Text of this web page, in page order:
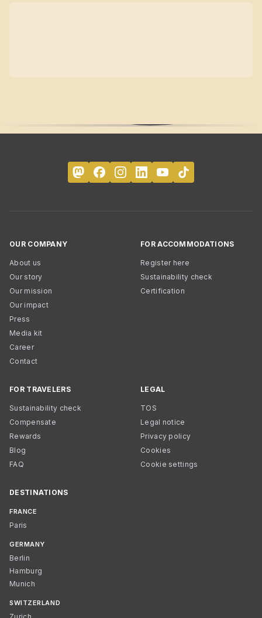
OUR COMPANY
About us
Our story
Our mission
Our impact
Press
Media kit
Career
Contact
FOR ACCOMMODATIONS
Register here
Sustainability check
Certification
FOR TRAVELERS
Sustainability check
Compensate
Rewards
Blog
FAQ
LEGAL
TOS
Legal notice
Privacy policy
Cookies
Cookie settings
DESTINATIONS
FRANCE
Paris
GERMANY
Berlin
Hamburg
Munich
SWITZERLAND